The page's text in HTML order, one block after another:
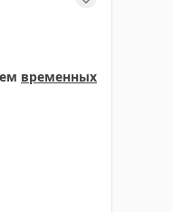
временных